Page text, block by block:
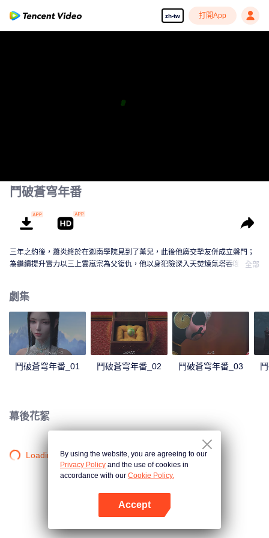
zh-tw 打開App
鬥破蒼穹年番
三年之約後，蕭炎終於在迦南學院見到了薰兒，此後他廣交摯友併成立磐門；
為繼續提升實力以三上雲嵐宗為父復仇，他以身犯險深入天焚煉氣塔吞噬隕落
全部
劇集
鬥破蒼穹年番_01 鬥破蒼穹年番_02 鬥破蒼穹年番_03
幕後花絮
Loading…By using the website, you are agreeing to our
Privacy Policy and the use of cookies in
accordance with our Cookie Policy.
Accept